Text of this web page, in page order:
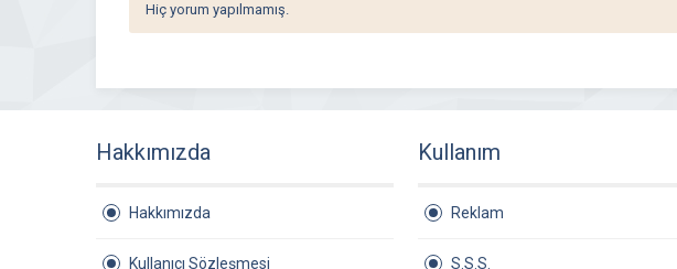
Hiç yorum yapılmamış.
Hakkımızda
Hakkımızda
Kullanıcı Sözleşmesi
Kullanım
Reklam
S.S.S.